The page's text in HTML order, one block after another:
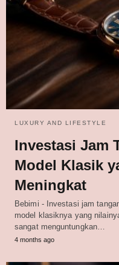
LUXURY AND LIFESTYLE
Investasi Jam
Model Klasik
Meningkat
Bebimi - Investasi jam
model klasiknya yang
sangat menguntungkan…
4 months ago